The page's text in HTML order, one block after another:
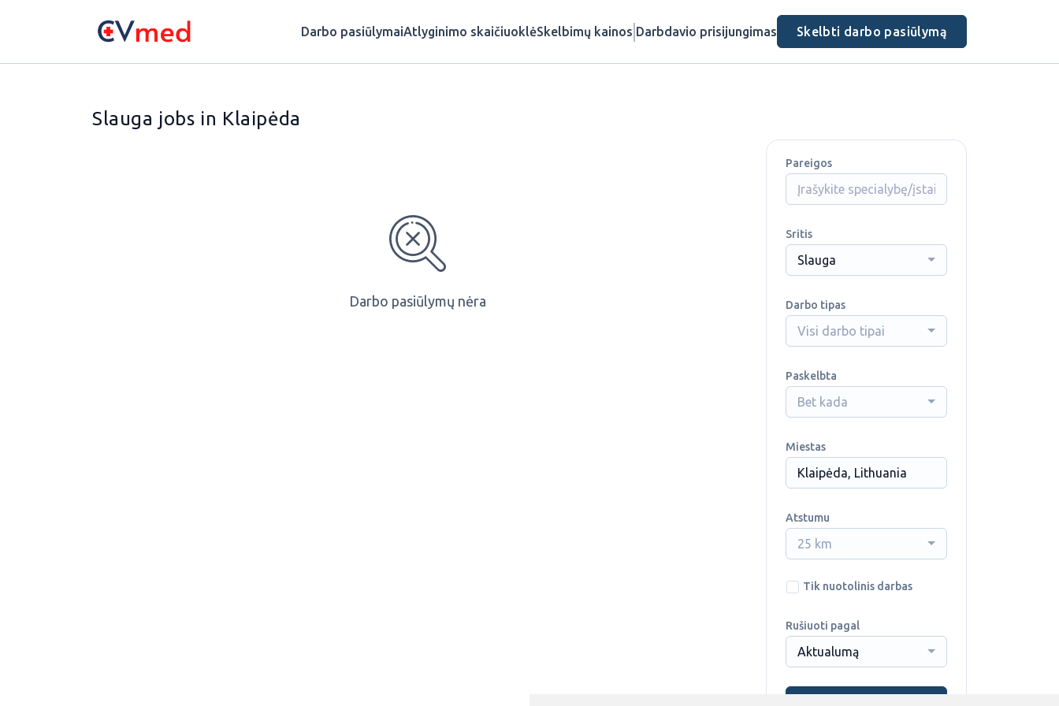
Darbo pasiūlymaiAtlyginimo skaičiuoklėSkelbimų kainos Darbdavio prisijungimas Skelbti darbo pasiūlymą
Slauga jobs in Klaipėda
Darbo pasiūlymų nėra
Pareigos
Sritis
Slauga
Darbo tipas
Visi darbo tipai
Paskelbta
Bet kada
Miestas
Atstumu
25 km
Tik nuotolinis darbas
Rušiuoti pagal
Aktualumą